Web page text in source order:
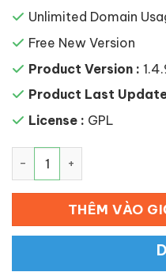
Unlimited Domain
Free New Version
Product Version :
Product Last
License : GPL
THÊM VÀO